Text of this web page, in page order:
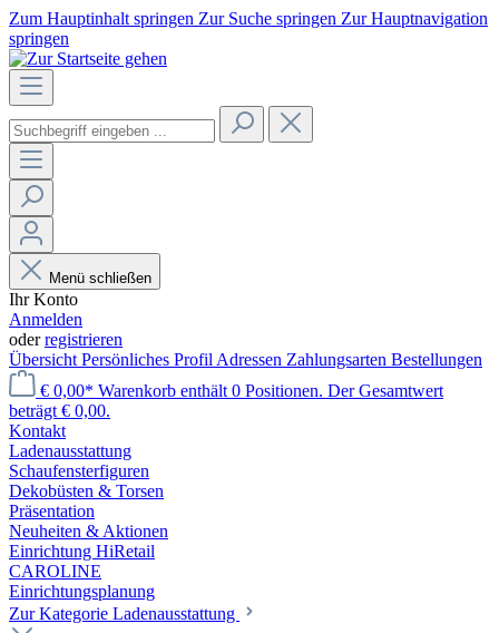
Zum Hauptinhalt springen Zur Suche springen Zur Hauptnavigation
springen
Menü schließen
Ihr Konto
Anmelden
oderregistrieren
Übersicht Persönliches Profil Adressen Zahlungsarten Bestellungen
€ 0,00* Warenkorb enthält 0 Positionen. Der Gesamtwert
beträgt € 0,00.
Kontakt
Laden­ausstattung
Schaufenster­figuren
Dekobüsten & Torsen
Präsentation
Neuheiten & Aktionen
Einrichtung HiRetail
CAROLINE
Einrichtungsplanung
Zur Kategorie Laden­ausstattung